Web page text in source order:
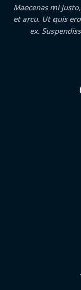
Maecenas mi
et arcu. Ut quis
ex.